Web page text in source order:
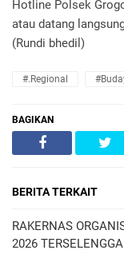
Hotline Polsek
atau datang
(Rundi bhedil)
#.Regional
BAGIKAN
BERITA TERKAIT
RAKERNAS
2026